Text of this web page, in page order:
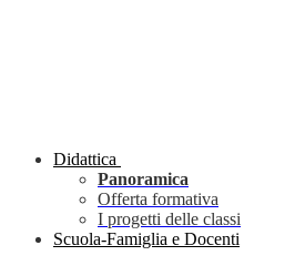
Didattica
Panoramica
Offerta formativa
I progetti delle classi
Scuola-Famiglia e Docenti